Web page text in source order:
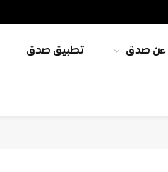
عن صدق تطبيق صدق